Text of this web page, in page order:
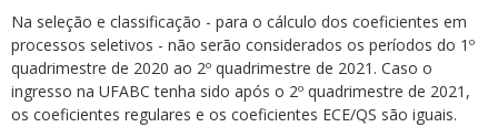
Na seleção e classificação - para o cálculo dos coeficientes em
processos seletivos - não serão considerados os períodos do 1º
quadrimestre de 2020 ao 2º quadrimestre de 2021. Caso o
ingresso na UFABC tenha sido após o 2º quadrimestre de 2021,
os coeficientes regulares e os coeficientes ECE/QS são iguais.